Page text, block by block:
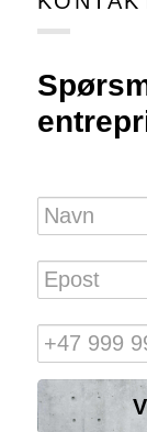
Navn
Epost
Tlf.